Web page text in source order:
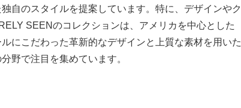
自のスタイルを提案しています。特に、デザインやク
SEENのコレクションは、アメリカを中心とした
にこだわった革新的なデザインと上質な素材を用いた
野で注目を集めています。